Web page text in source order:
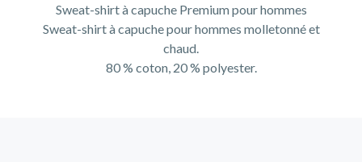
Sweat-shirt à capuche Premium pour hommes
Sweat-shirt à capuche pour hommes molletonné et
chaud.
80 % coton, 20 % polyester.